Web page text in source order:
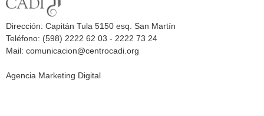
Dirección: Capitán Tula 5150 esq. San Martín
Teléfono: (598) 2222 62 03 - 2222 73 24
Mail: comunicacion@centrocadi.org
Agencia Marketing Digital